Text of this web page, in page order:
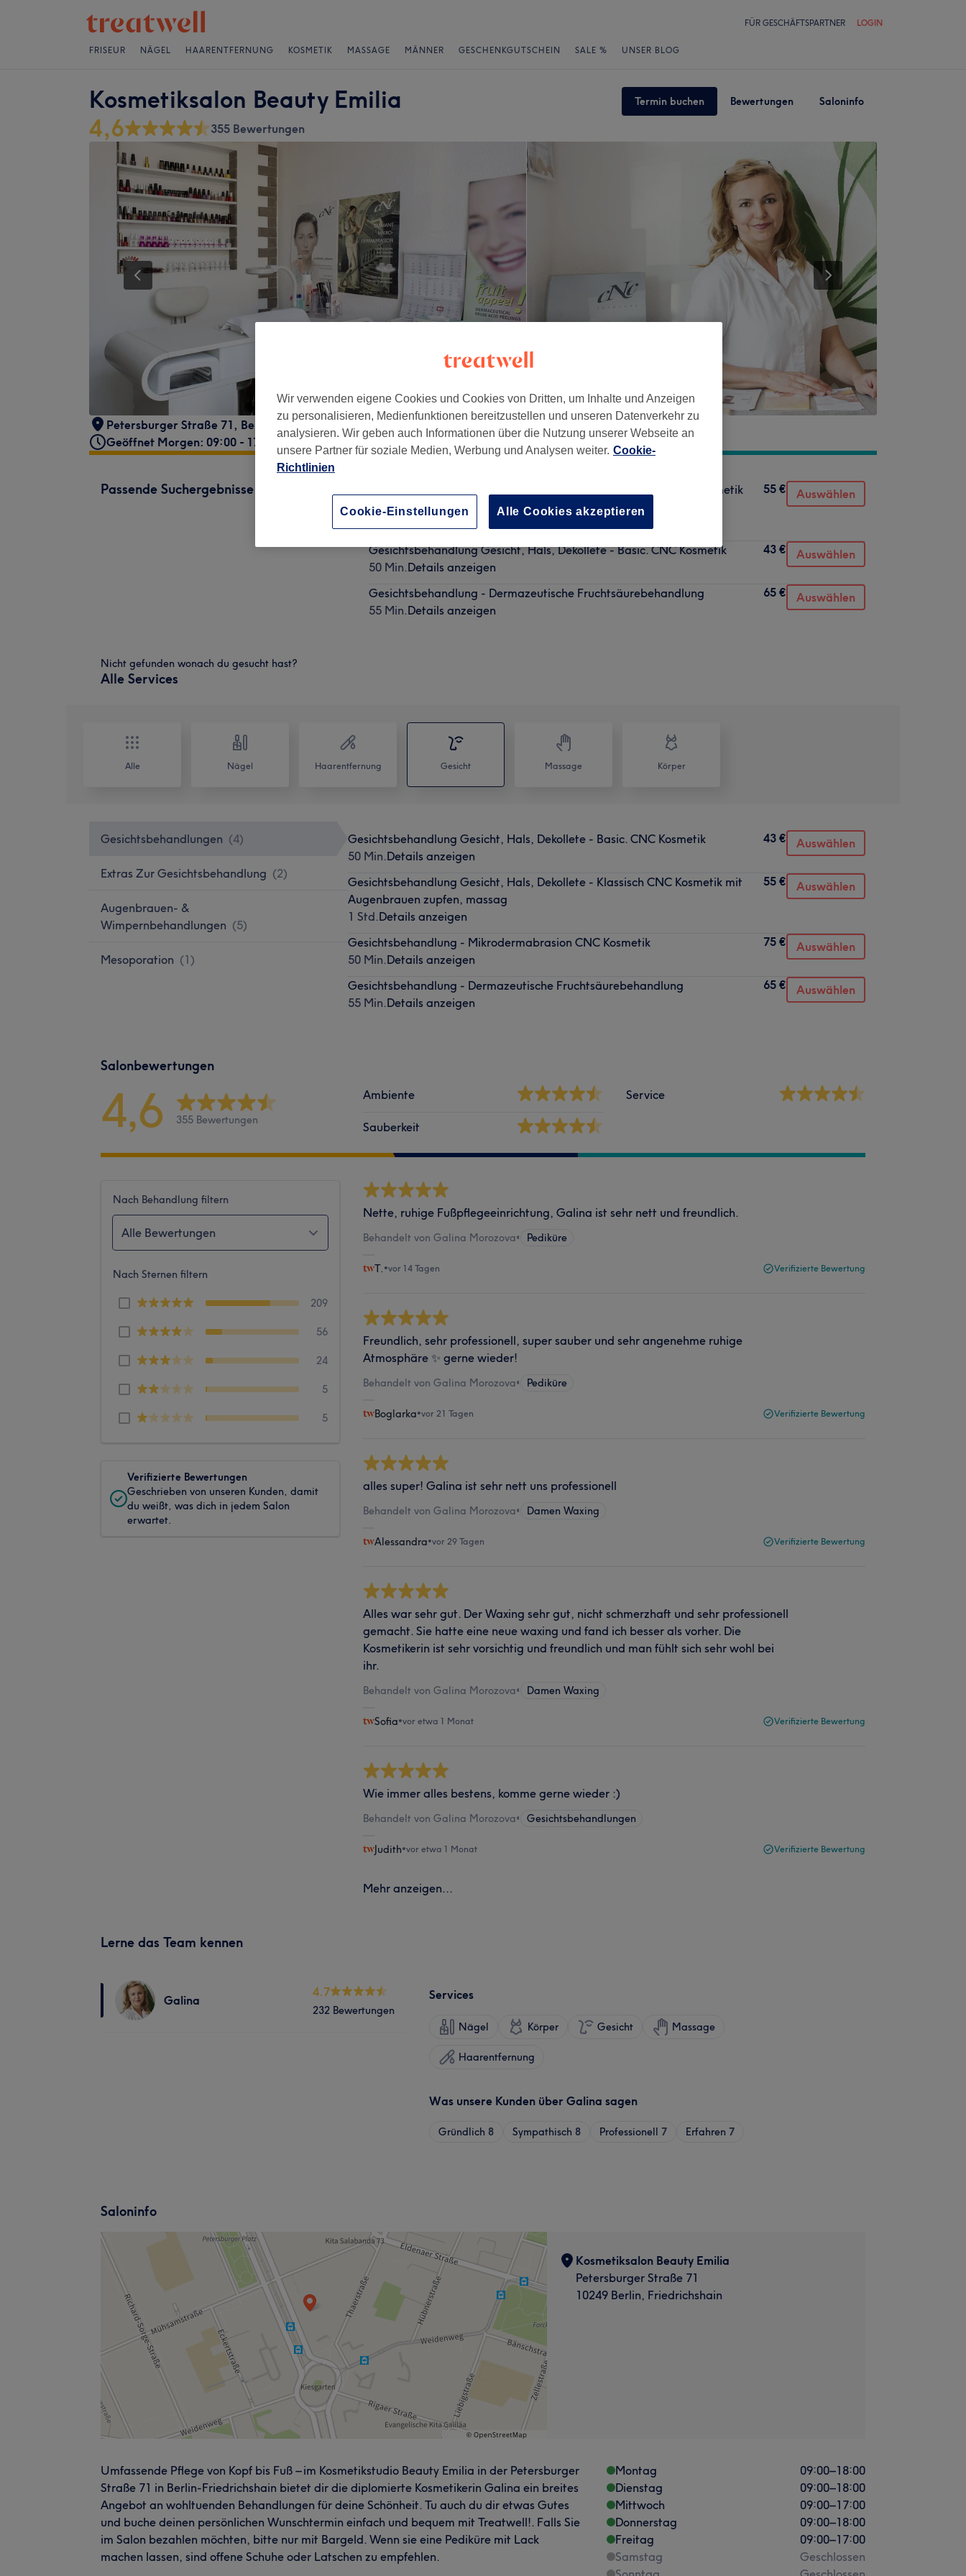
FÜR GESCHÄFTSPARTNER LOGIN
FRISEUR NÄGEL HAARENTFERNUNG KOSMETIK MASSAGE MÄNNER GESCHENKGUTSCHEIN SALE % UNSER BLOG
Kosmetiksalon Beauty Emilia Termin buchen Bewertungen Saloninfo
4,6 355 Bewertungen
Petersburger Straße 71 , Berlin, Friedrichshain, 10249
Geöffnet Morgen: 09:00 - 17:00
Passende Suchergebnisse
Gesichtsbehandlung Gesicht, Hals, Dekollete - Klassisch CNC Kosmetik
mit Augenbrauen zupfen, massag
55 € Auswählen
Gesichtsbehandlung Gesicht, Hals, Dekollete - Basic. CNC Kosmetik
50 Min.Details anzeigen
43 € Auswählen
Gesichtsbehandlung - Dermazeutische Fruchtsäurebehandlung
55 Min.Details anzeigen
65 € Auswählen
Nicht gefunden wonach du gesucht hast?
Alle Services
Alle Nägel Haarentfernung Gesicht Massage Körper
Gesichtsbehandlungen (4)
Extras Zur Gesichtsbehandlung (2)
Augenbrauen- &
Wimpernbehandlungen (5)
Mesoporation (1)
Gesichtsbehandlung Gesicht, Hals, Dekollete - Basic. CNC Kosmetik
50 Min.Details anzeigen
43 € Auswählen
Gesichtsbehandlung Gesicht, Hals, Dekollete - Klassisch CNC Kosmetik mit
Augenbrauen zupfen, massag
1 Std.Details anzeigen
55 € Auswählen
Gesichtsbehandlung - Mikrodermabrasion CNC Kosmetik
50 Min.Details anzeigen
75 € Auswählen
Gesichtsbehandlung - Dermazeutische Fruchtsäurebehandlung
55 Min.Details anzeigen
65 € Auswählen
Salonbewertungen
4,6 355 Bewertungen
Ambiente
Sauberkeit
Service
Nach Behandlung filtern
Alle Bewertungen
Nach Sternen filtern
209
56
24
5
5
Verifizierte Bewertungen
Geschrieben von unseren Kunden, damit
du weißt, was dich in jedem Salon
erwartet.
Nette, ruhige Fußpflegeeinrichtung, Galina ist sehr nett und freundlich.
Behandelt von Galina Morozova• Pediküre
T. •vor 14 Tagen Verifizierte Bewertung
Freundlich, sehr professionell, super sauber und sehr angenehme ruhige
Atmosphäre ✨ gerne wieder!
Behandelt von Galina Morozova• Pediküre
Boglarka•vor 21 Tagen Verifizierte Bewertung
alles super! Galina ist sehr nett uns professionell
Behandelt von Galina Morozova• Damen Waxing
Alessandra•vor 29 Tagen Verifizierte Bewertung
Alles war sehr gut. Der Waxing sehr gut, nicht schmerzhaft und sehr professionell
gemacht. Sie hatte eine neue waxing und fand ich besser als vorher. Die
Kosmetikerin ist sehr vorsichtig und freundlich und man fühlt sich sehr wohl bei
ihr.
Behandelt von Galina Morozova• Damen Waxing
Sofia•vor etwa 1 Monat Verifizierte Bewertung
Wie immer alles bestens, komme gerne wieder :)
Behandelt von Galina Morozova• Gesichtsbehandlungen
Judith•vor etwa 1 Monat Verifizierte Bewertung
Mehr anzeigen...
Lerne das Team kennen
Galina
4.7
232 Bewertungen
Services
Nägel Körper Gesicht Massage
Haarentfernung
Was unsere Kunden über Galina sagen
Gründlich 8 Sympathisch 8 Professionell 7 Erfahren 7
Saloninfo
Kosmetiksalon Beauty Emilia
Petersburger Straße 71
10249 Berlin, Friedrichshain
Umfassende Pflege von Kopf bis Fuß – im Kosmetikstudio Beauty Emilia in der Petersburger
Straße 71 in Berlin-Friedrichshain bietet dir die diplomierte Kosmetikerin Galina ein breites
Angebot an wohltuenden Behandlungen für deine Schönheit. Tu auch du dir etwas Gutes
und buche deinen persönlichen Wunschtermin einfach und bequem mit Treatwell!. Falls Sie
im Salon bezahlen möchten, bitte nur mit Bargeld. Wenn sie eine Pediküre mit Lack
machen lassen, sind offene Schuhe oder Latschen zu empfehlen.
Montag 09:00–18:00
Dienstag
09:00–18:00
Mittwoch
09:00–17:00
Donnerstag
09:00–18:00
Freitag
09:00–17:00
Samstag
Geschlossen
Wir verwenden eigene Cookies und Cookies von Dritten, um Inhalte und Anzeigen
zu personalisieren, Medienfunktionen bereitzustellen und unseren Datenverkehr zu
analysieren. Wir geben auch Informationen über die Nutzung unserer Webseite an
unsere Partner für soziale Medien, Werbung und Analysen weiter. Cookie-
Richtlinien
Cookie-Einstellungen Alle Cookies akzeptieren